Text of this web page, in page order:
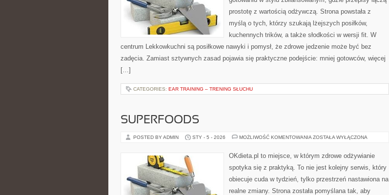
prostotę z wartością odżywczą. Strona powstała z
myślą o tych, którzy szukają lżejszych posiłków,
kuchennych trików, a także słodkości w wersji fit. W
centrum Lekkowkuchni są posiłkowe nawyki i pomysł, że zdrowe jedzenie może być bez
zadęcia. Zamiast sztywnych zasad pojawia się praktyczne podejście: mniej gotowców, więcej
[…]
CATEGORIES: EAR TRAINING – TRENING SŁUCHU
SUPERFOODS
POSTED BY ADMIN STY - 5 - 2026 MOŻLIWOŚĆ KOMENTOWANIA SUPERFOODS
ZOSTAŁA WYŁĄCZONA
OKdieta.pl to miejsce, w którym zdrowe odżywianie
spotyka się z praktyką. To nie jest kolejny serwis, który
obiecuje cuda w tydzień, tylko przestrzeń nastawiona na
realne zmiany. Strona została pomyślana tak, aby